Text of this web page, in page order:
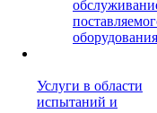
оборудования
Услуги в области
испытаний и